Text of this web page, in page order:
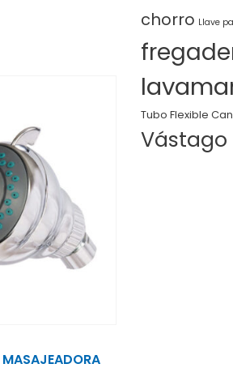
MASAJEADORA
chorro Llave
Tubo Flexible
Vástago